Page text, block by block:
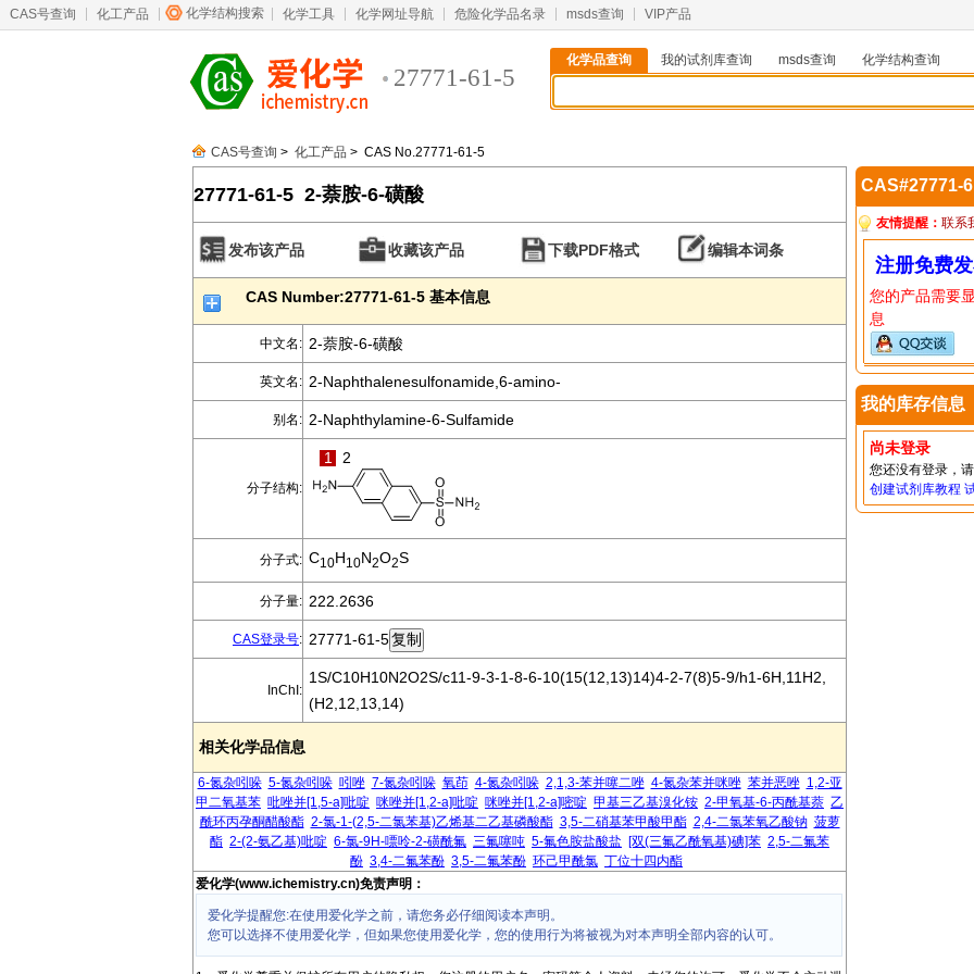
CAS号查询 化工产品 化学结构搜索 化学工具 化学网址导航 危险化学品名录 msds查询 VIP产品
27771-61-5
化学品查询 我的试剂库查询 msds查询
化学结构查询
CAS号查询 > 化工产品 > CAS No.27771-61-5
27771-61-5 2-萘胺-6-磺酸
发布该产品 收藏该产品 下载PDF格式 编辑本词条
CAS Number:27771-61-5 基本信息
中文名: 2-萘胺-6-磺酸
英文名: 2-Naphthalenesulfonamide,6-amino-
别名: 2-Naphthylamine-6-Sulfamide
分子结构:
1 2
分子式: C10H10N2O2S
分子量: 222.2636
CAS登录号: 27771-61-5
InChI:
1S/C10H10N2O2S/c11-9-3-1-8-6-10(15(12,13)14)4-2-7(8)5-9/h1-6H,11H2,
(H2,12,13,14)
相关化学品信息
6-氮杂吲哚 5-氮杂吲哚 吲唑 7-氮杂吲哚 氧茚 4-氮杂吲哚 2,1,3-苯并噻二唑 4-氮杂苯并咪唑 苯并恶唑 1,2-亚
甲二氧基苯 吡唑并[1,5-a]吡啶 咪唑并[1,2-a]吡啶 咪唑并[1,2-a]嘧啶 甲基三乙基溴化铵 2-甲氧基-6-丙酰基萘 乙
酰环丙孕酮醋酸酯 2-氯-1-(2,5-二氯苯基)乙烯基二乙基磷酸酯 3,5-二硝基苯甲酸甲酯 2,4-二氯苯氧乙酸钠 菠萝
酯 2-(2-氨乙基)吡啶 6-氯-9H-嘌呤-2-磺酰氟 三氟噻吨 5-氟色胺盐酸盐 [双(三氟乙酰氧基)碘]苯 2,5-二氟苯
酚 3,4-二氟苯酚 3,5-二氟苯酚 环己甲酰氯 丁位十四内酯
爱化学(www.ichemistry.cn)免责声明：
爱化学提醒您:在使用爱化学之前，请您务必仔细阅读本声明。
您可以选择不使用爱化学，但如果您使用爱化学，您的使用行为将被视为对本声明全部内容的认可。
CAS#27771-
友情提醒： 联系
注册免费
您的产品需要
息
我的库存信息
尚未登录
您还没有登录，
创建试剂库教程